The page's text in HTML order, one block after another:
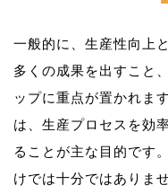
一般的に、生産性向上
多くの成果を出すこと
ップに重点が置かれま
は、生産プロセスを効
ることが主な目的です
けでは十分ではありま